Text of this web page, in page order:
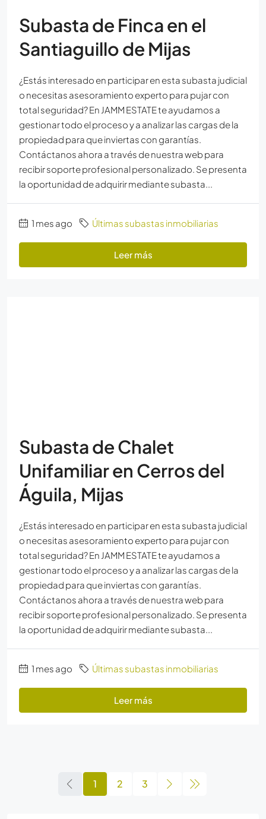
Subasta de Finca en el
Santiaguillo de Mijas
¿Estás interesado en participar en esta subasta judicial
o necesitas asesoramiento experto para pujar con
total seguridad? En JAMM ESTATE te ayudamos a
gestionar todo el proceso y a analizar las cargas de la
propiedad para que inviertas con garantías.
Contáctanos ahora a través de nuestra web para
recibir soporte profesional personalizado. Se presenta
la oportunidad de adquirir mediante subasta...
1 mes ago Últimas subastas inmobiliarias
Leer más
Subasta de Chalet
Unifamiliar en Cerros del
Águila, Mijas
¿Estás interesado en participar en esta subasta judicial
o necesitas asesoramiento experto para pujar con
total seguridad? En JAMM ESTATE te ayudamos a
gestionar todo el proceso y a analizar las cargas de la
propiedad para que inviertas con garantías.
Contáctanos ahora a través de nuestra web para
recibir soporte profesional personalizado. Se presenta
la oportunidad de adquirir mediante subasta...
1 mes ago Últimas subastas inmobiliarias
Leer más
1 2 3